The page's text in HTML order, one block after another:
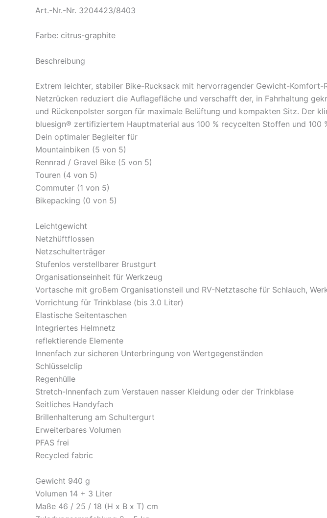
Art.-Nr.-Nr. 3204423/8403
Farbe: citrus-graphite
Beschreibung
Extrem leichter, stabiler Bike-Rucksack mit hervorragender Gewicht-
Netzrücken reduziert die Auflagefläche und verschafft der, in Fahrhaltung
und Rückenpolster sorgen für maximale Belüftung und kompakten Sitz. Der
bluesign® zertifiziertem Hauptmaterial aus 100 % recycelten Stoffen und
Dein optimaler Begleiter für
Mountainbiken (5 von 5)
Rennrad / Gravel Bike (5 von 5)
Touren (4 von 5)
Commuter (1 von 5)
Bikepacking (0 von 5)
Leichtgewicht
Netzhüftflossen
Netzschulterträger
Stufenlos verstellbarer Brustgurt
Organisationseinheit für Werkzeug
Vortasche mit großem Organisationsteil und RV-Netztasche für Schlauch,
Vorrichtung für Trinkblase (bis 3.0 Liter)
Elastische Seitentaschen
Integriertes Helmnetz
reflektierende Elemente
Innenfach zur sicheren Unterbringung von Wertgegenständen
Schlüsselclip
Regenhülle
Stretch-Innenfach zum Verstauen nasser Kleidung oder der Trinkblase
Seitliches Handyfach
Brillenhalterung am Schultergurt
Erweiterbares Volumen
PFAS frei
Recycled fabric
Gewicht 940 g
Volumen 14 + 3 Liter
Maße 46 / 25 / 18 (H x B x T) cm